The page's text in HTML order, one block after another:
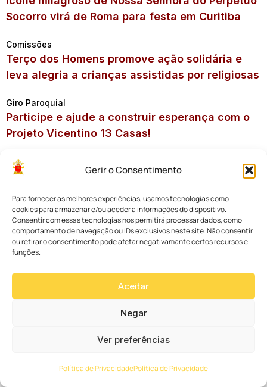
Gerir o Consentimento
Para fornecer as melhores experiências, usamos tecnologias como
cookies para armazenar e/ou aceder a informações do dispositivo.
Consentir com essas tecnologias nos permitirá processar dados, como
comportamento de navegação ou IDs exclusivos neste site. Não consentir
ou retirar o consentimento pode afetar negativamante certos recursos e
funções.
Aceitar
Negar
Ver preferências
Política de PrivacidadePolítica de Privacidade
Socorro virá de Roma para festa em Curitiba
Comissões
Terço dos Homens promove ação solidária e
leva alegria a crianças assistidas por religiosas
Giro Paroquial
Participe e ajude a construir esperança com o
Projeto Vicentino 13 Casas!
Giro Paroquial
Setor Santa Felicidade realiza formação sobre
Notícias relacionadas
Notícia da Comissão Litúrgica